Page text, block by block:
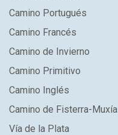
Camino Portugués
Camino Francés
Camino de Invierno
Camino Primitivo
Camino Inglés
Camino de Fisterra-Muxía
Vía de la Plata